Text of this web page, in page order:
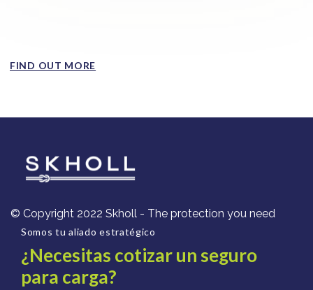
FIND OUT MORE
© Copyright 2022 Skholl - The protection you need
Somos tu aliado estratégico
¿Necesitas cotizar un seguro
para carga?